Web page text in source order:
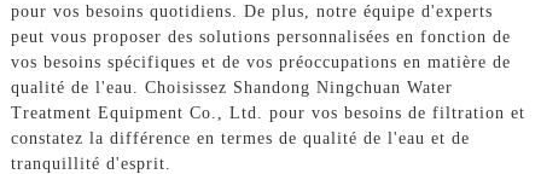
pour vos besoins quotidiens. De plus, notre équipe d'experts
peut vous proposer des solutions personnalisées en fonction de
vos besoins spécifiques et de vos préoccupations en matière de
qualité de l'eau. Choisissez Shandong Ningchuan Water
Treatment Equipment Co., Ltd. pour vos besoins de filtration et
constatez la différence en termes de qualité de l'eau et de
tranquillité d'esprit.